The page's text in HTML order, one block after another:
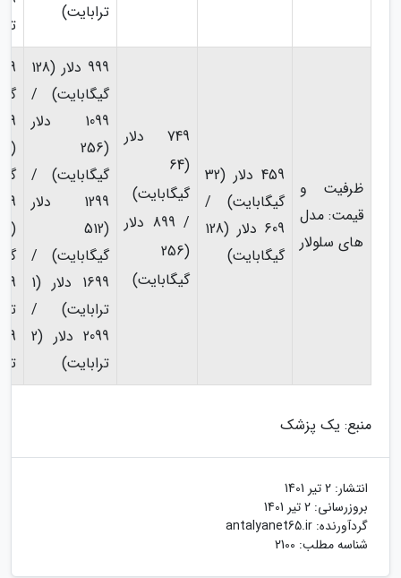
ترابایت)
ظرفیت و
قیمت: مدل
های سلولار
459 دلار (32
گیگابایت) /
609 دلار (128
گیگابایت)
749 دلار
(64
گیگابایت)
/ 899 دلار
(256
گیگابایت)
999 دلار (128
گیگابایت) /
1099 دلار
(256
گیگابایت) /
1299 دلار
(512
گیگابایت) /
1699 دلار (1
ترابایت) /
2099 دلار (2
ترابایت)
منبع: یک پزشک
انتشار: 2 تیر 1401
بروزرسانی: 2 تیر 1401
گردآورنده: antalyanet65.ir
شناسه مطلب: 2100